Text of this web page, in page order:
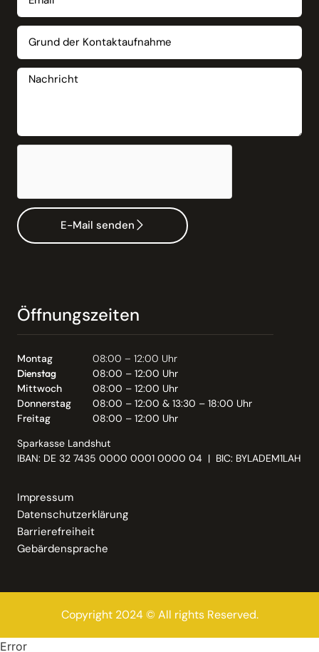
E-Mail senden
Öffnungszeiten
Montag
08:00 – 12:00 Uhr
Dienstag
08:00 – 12:00 Uhr
Mittwoch
08:00 – 12:00 Uhr
Donnerstag
08:00 – 12:00 & 13:30 – 18:00 Uhr
Freitag
08:00 – 12:00 Uhr
Sparkasse Landshut
IBAN: DE 32 7435 0000 0001 0000 04 | BIC: BYLADEM1LAH
Impressum
Datenschutzerklärung
Barrierefreiheit
Gebärdensprache
Copyright 2024 © All rights Reserved.
Error